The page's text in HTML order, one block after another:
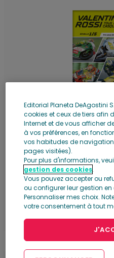
Rupture de stock
Numéro 4: Fascicule +
base version
Plus
Editorial Planeta DeAgostini
cookies et ceux de tiers afin
Internet et de vous afficher
à vos préférences, en
vos habitudes de
pages visitées).
Pour plus d'informations,
gestion des cookies.
Vous pouvez accepter ou
ou configurer leur gestion
Personnaliser mes choix.
votre consentement à tout